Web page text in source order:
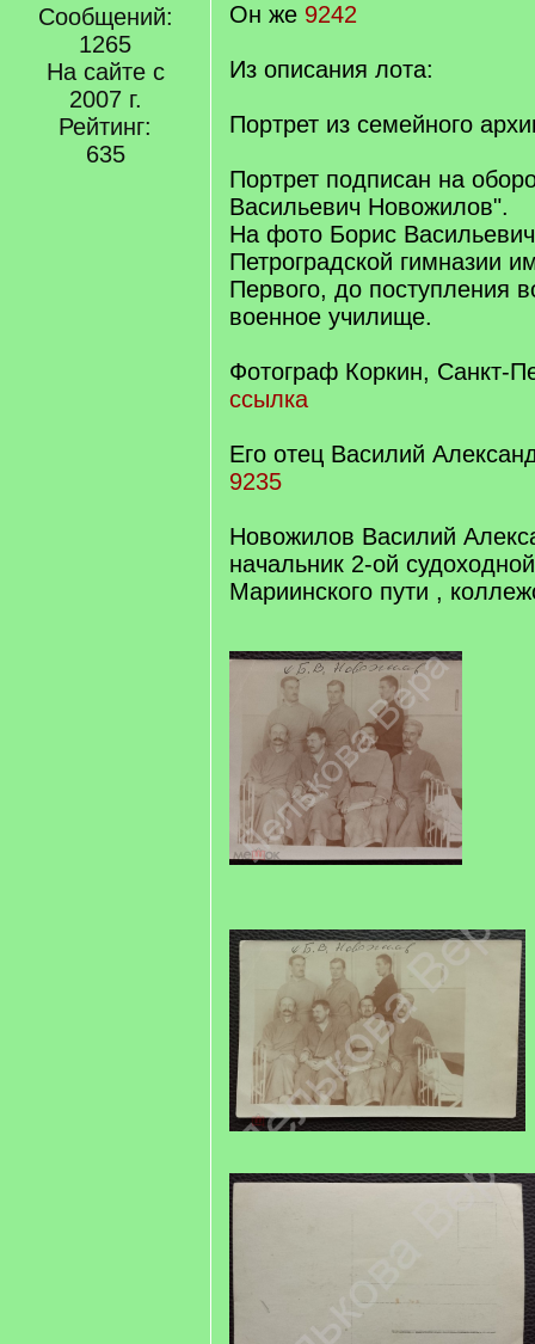
Сообщений:
1265
На сайте с
2007 г.
Рейтинг:
635
Он же 9242
Из описания лота:
Портрет из семейного
Портрет подписан на
Васильевич Новожилов".
На фото Борис
Петроградской гимназии
Первого, до поступления
военное училище.
Фотограф Коркин, Санкт-
ссылка
Его отец Василий
9235
Новожилов Василий
начальник 2-ой
Мариинского пути ,